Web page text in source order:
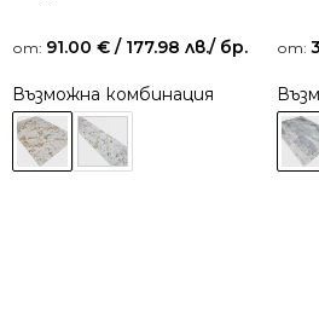
от: 91.00 € / 177.98 лв./ бр.
Възможна комбинация
от: